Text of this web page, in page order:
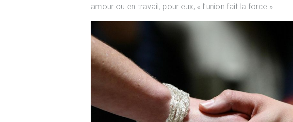
amour ou en travail, pour eux, « l’union fait la force ».